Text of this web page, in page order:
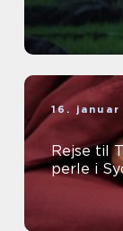
16. januar
Rejse til
perle i